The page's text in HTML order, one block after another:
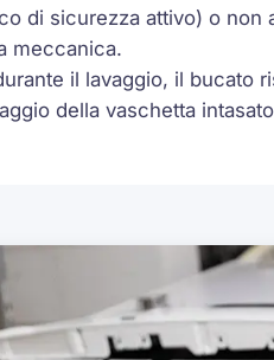
di sicurezza attivo) o non
meccanica.
il lavaggio, il bucato
della vaschetta